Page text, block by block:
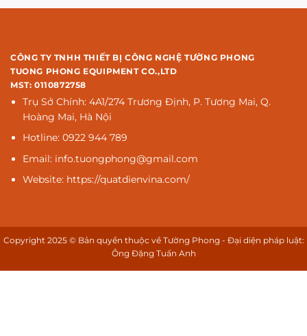
CÔNG TY TNHH THIẾT BỊ CÔNG NGHỆ TƯỜNG PHONG
TUONG PHONG EQUIPMENT CO.,LTD
MST: 0110872758
Trụ Sở Chính: 4A1/274 Trương Định, P. Tương Mai, Q.
Hoàng Mai, Hà Nội
Hotline: 0922 944 789
Email: info.tuongphong@gmail.com
Website: https://quatdienvina.com/
Copyright 2025 © Bản quyền thuộc về Tường Phong - Đại diện pháp luật:
Ông Đặng Tuấn Anh